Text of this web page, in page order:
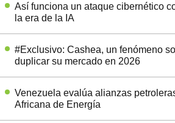
Así funciona un ataque cibernético
la era de la IA
#Exclusivo: Cashea, un fenómeno
duplicar su mercado en 2026
Venezuela evalúa alianzas
Africana de Energía